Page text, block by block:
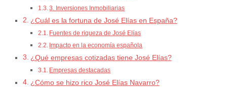
3. Inversiones Inmobiliarias
¿Cuál es la fortuna de José Elías en España?
Fuentes de riqueza de José Elías
Impacto en la economía española
¿Qué empresas cotizadas tiene José Elías?
Empresas destacadas
¿Cómo se hizo rico José Elías Navarro?